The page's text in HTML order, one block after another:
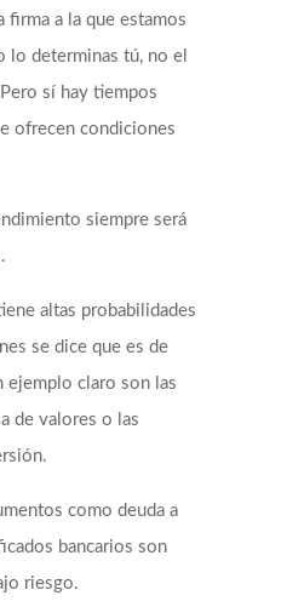
firma a la que estamos
lo determinas tú, no el
sí hay tiempos
ofrecen condiciones
siempre será
altas probabilidades
se dice que es de
claro son las
de valores o las
como deuda a
bancarios son
riesgo.